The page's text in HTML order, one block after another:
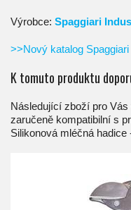
Výrobce: Spaggiari
>>Nový katalog
K tomuto produktu
Následující zboží pro
zaručeně kompatibilní s
Silikonová mléčná hadice